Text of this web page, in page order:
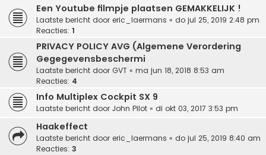
Een Youtube filmpje plaatsen GEMAKKELIJK !
Laatste bericht door eric_laermans « do jul 25, 2019 2:48 pm
Reacties: 1
PRIVACY POLICY AVG (Algemene Verordering
Gegegevensbeschermi
Laatste bericht door GVT « ma jun 18, 2018 8:53 am
Reacties: 4
Info Multiplex Cockpit SX 9
Laatste bericht door John Pilot « di okt 03, 2017 3:53 pm
Haakeffect
Laatste bericht door eric_laermans « do jul 25, 2019 8:40 am
Reacties: 3